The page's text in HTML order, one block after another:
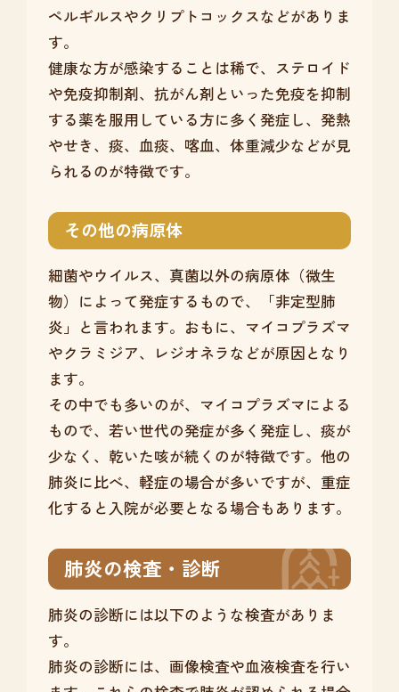
ペルギルスやクリプトコックスなどがありま
す。
健康な方が感染することは稀で、ステロイド
や免疫抑制剤、抗がん剤といった免疫を抑制
する薬を服用している方に多く発症し、発熱
やせき、痰、血痰、喀血、体重減少などが見
られるのが特徴です。
その他の病原体
細菌やウイルス、真菌以外の病原体（微生
物）によって発症するもので、「非定型肺
炎」と言われます。おもに、マイコプラズマ
やクラミジア、レジオネラなどが原因となり
ます。
その中でも多いのが、マイコプラズマによる
もので、若い世代の発症が多く発症し、痰が
少なく、乾いた咳が続くのが特徴です。他の
肺炎に比べ、軽症の場合が多いですが、重症
化すると入院が必要となる場合もあります。
肺炎の検査・診断
肺炎の診断には以下のような検査がありま
す。
肺炎の診断には、画像検査や血液検査を行い